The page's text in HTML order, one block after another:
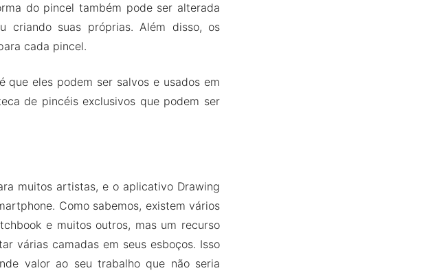
do pincel também pode ser alterada
criando suas próprias. Além disso, os
cada pincel.
que eles podem ser salvos e usados em
de pincéis exclusivos que podem ser
muitos artistas, e o aplicativo Drawing
Como sabemos, existem vários
e muitos outros, mas um recurso
várias camadas em seus esboços. Isso
valor ao seu trabalho que não seria